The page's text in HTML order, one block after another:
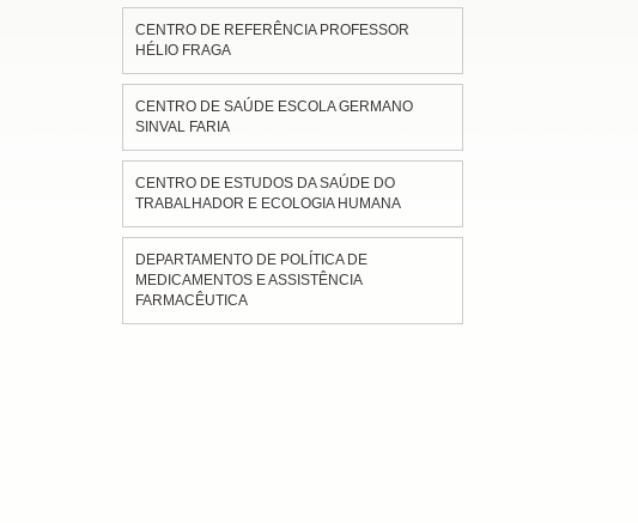
CENTRO DE REFERÊNCIA PROFESSOR
HÉLIO FRAGA
CENTRO DE SAÚDE ESCOLA GERMANO
SINVAL FARIA
CENTRO DE ESTUDOS DA SAÚDE DO
TRABALHADOR E ECOLOGIA HUMANA
DEPARTAMENTO DE POLÍTICA DE
MEDICAMENTOS E ASSISTÊNCIA
FARMACÊUTICA